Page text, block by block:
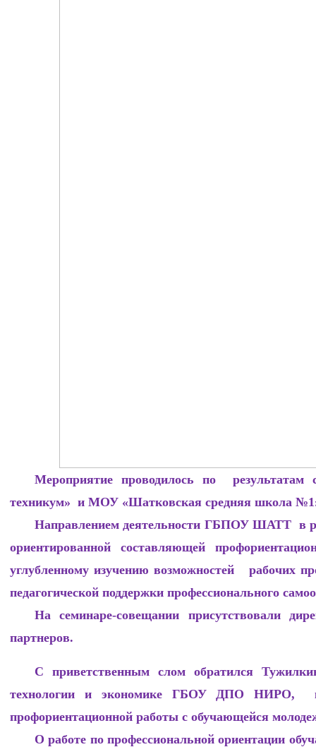
Мероприятие проводилось по результатам
техникум» и МОУ «Шатковская средняя школа
Направлением деятельности ГБПОУ ШАТТ в
ориентированной составляющей
углубленному изучению возможностей рабочих
педагогической поддержки профессионального
На семинаре-совещании присутствовали
партнеров.
С приветственным слом обратился
технологии и экономике ГБОУ ДПО НИРО,
профориентационной работы с обучающейся
О работе по профессиональной ориентации